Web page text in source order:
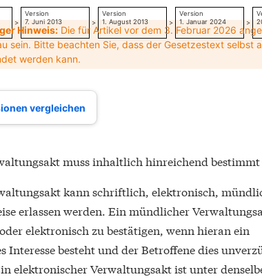
>
Version
7. Juni 2013
>
Version
1. August 2013
>
Version
1. Januar 2024
>
Hinweis: Die für Artikel vor dem 3. Februar 2026
sein. Bitte beachten Sie, dass der Gesetzestext selbst
werden kann.
vergleichen
muss inhaltlich hinreichend bestimmt
kann schriftlich, elektronisch,
erlassen werden. Ein mündlicher
elektronisch zu bestätigen, wenn hieran ein
Interesse besteht und der Betroffene dies
elektronischer Verwaltungsakt ist unter